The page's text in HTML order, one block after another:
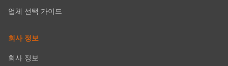
업체 선택 가이드
회사 정보
회사 정보